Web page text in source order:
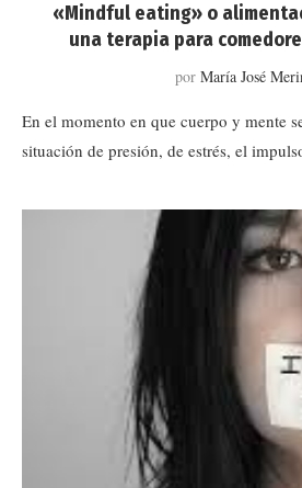
«Mindful eating» o
una terapia para
por María José
En el momento en que cuerpo y mente
situación de presión, de estrés, el